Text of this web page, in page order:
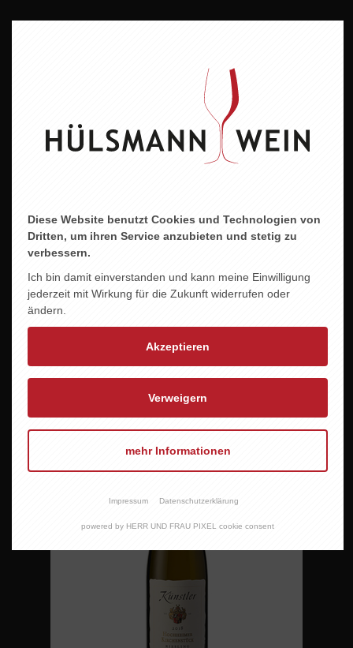
Allergene
Enthält Sulfite
ZU DIESEM PRODUKT PASST ...
Diese Website benutzt Cookies und Technologien von
Dritten, um ihren Service anzubieten und stetig zu
verbessern.
Ich bin damit einverstanden und kann meine Einwilligung
jederzeit mit Wirkung für die Zukunft widerrufen oder
ändern.
Akzeptieren
Verweigern
mehr Informationen
Impressum Datenschutzerklärung
powered by HERR UND FRAU PIXEL cookie consent